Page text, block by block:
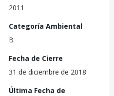
2011
Categoría Ambiental
B
Fecha de Cierre
31 de diciembre de 2018
Última Fecha de